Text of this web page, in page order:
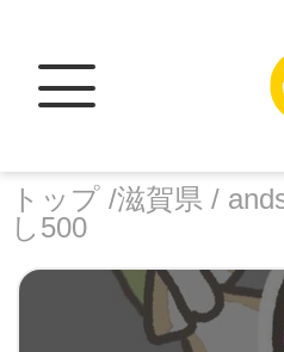
トップ /滋賀県 /
し500